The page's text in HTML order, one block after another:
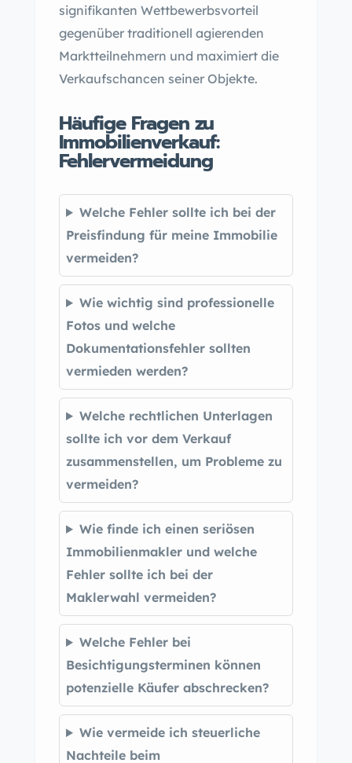
signifikanten Wettbewerbsvorteil
gegenüber traditionell agierenden
Marktteilnehmern und maximiert die
Verkaufschancen seiner Objekte.
Häufige Fragen zu
Immobilienverkauf:
Fehlervermeidung
Welche Fehler sollte ich bei der
Preisfindung für meine Immobilie
vermeiden?
Wie wichtig sind professionelle
Fotos und welche
Dokumentationsfehler sollten
vermieden werden?
Welche rechtlichen Unterlagen
sollte ich vor dem Verkauf
zusammenstellen, um Probleme zu
vermeiden?
Wie finde ich einen seriösen
Immobilienmakler und welche
Fehler sollte ich bei der
Maklerwahl vermeiden?
Welche Fehler bei
Besichtigungsterminen können
potenzielle Käufer abschrecken?
Wie vermeide ich steuerliche
Nachteile beim